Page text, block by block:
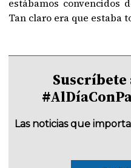
estábamos convencidos
Tan claro era que estaba
Las noticias que